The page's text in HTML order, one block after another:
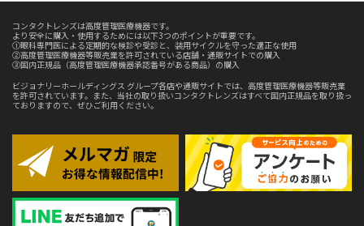
コンタクトレンズは高度管理医療機器です。
より安全に購入・使用するためには以下3つのポイントが重要です。
①眼科専門医による定期的な検診や受診と、装用サイクルを守った適正な使用
②高度管理医療機器等販売業を許可されている店舗・通販サイトでの購入
③国内正規品（高度管理医療機器承認番号がある商品）の購入
ビジョナリーホールディングス グループ各店や通販サイトでは、高度管理医療機器等販売業
を許可されています。また、当社の取り扱いコンタクトレンズはすべて国内正規品を取り扱っ
ておりますので、ぜひご利用ください。